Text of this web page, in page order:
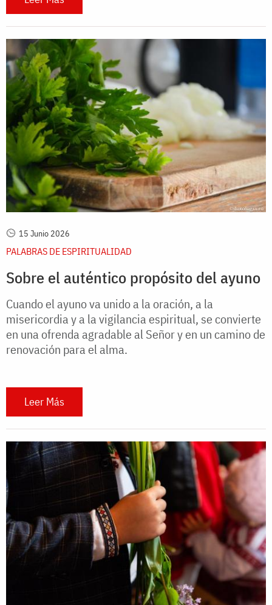
15 Junio 2026
PALABRAS DE ESPIRITUALIDAD
Sobre el auténtico propósito del ayuno
Cuando el ayuno va unido a la oración, a la
misericordia y a la vigilancia espiritual, se convierte
en una ofrenda agradable al Señor y en un camino de
renovación para el alma.
Leer Más